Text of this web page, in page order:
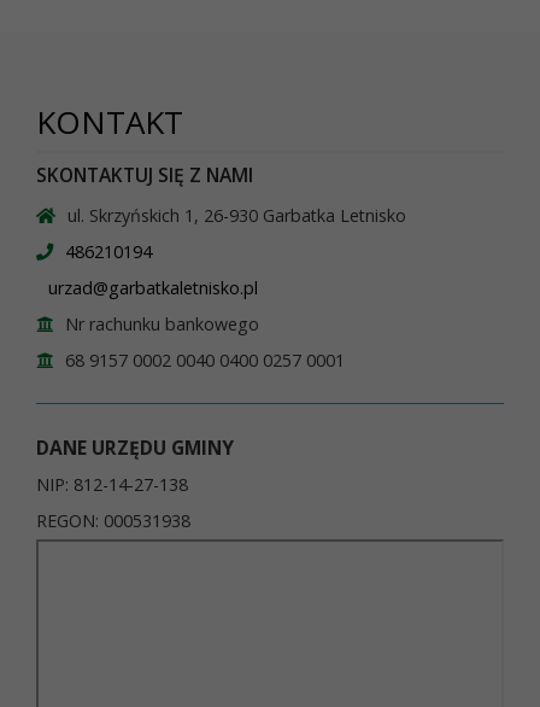
KONTAKT
SKONTAKTUJ SIĘ Z NAMI
ul. Skrzyńskich 1, 26-930 Garbatka Letnisko
486210194
urzad@garbatkaletnisko.pl
Nr rachunku bankowego
68 9157 0002 0040 0400 0257 0001
DANE URZĘDU GMINY
NIP: 812-14-27-138
REGON: 000531938